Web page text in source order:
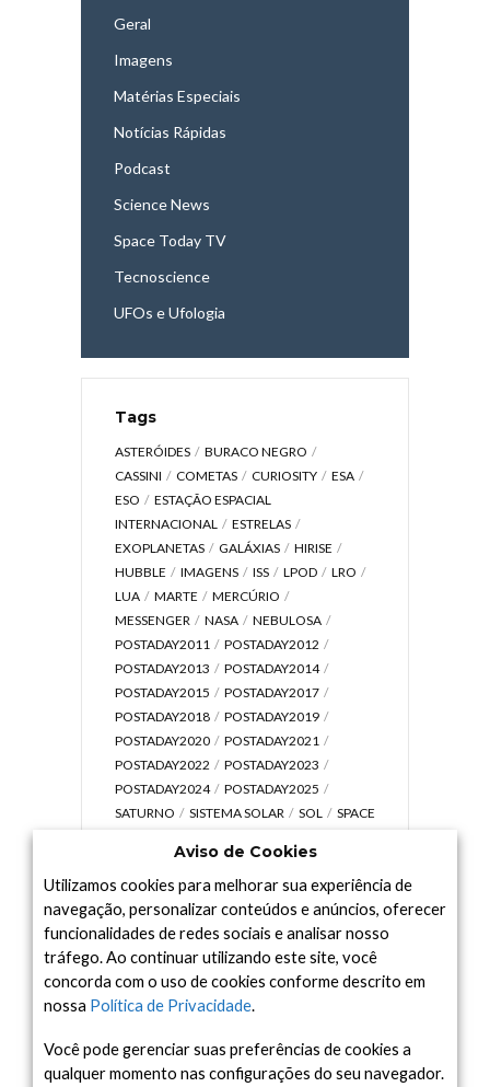
Geral
Imagens
Matérias Especiais
Notícias Rápidas
Podcast
Science News
Space Today TV
Tecnoscience
UFOs e Ufologia
Tags
ASTERÓIDES
BURACO NEGRO
CASSINI
COMETAS CURIOSITY
ESA
ESO
ESTAÇÃO ESPACIAL
INTERNACIONAL
ESTRELAS
EXOPLANETAS
GALÁXIAS
HIRISE
HUBBLE
IMAGENS ISS LPOD
LRO
LUA
MARTE
MERCÚRIO
MESSENGER
NASA
NEBULOSA
POSTADAY2011
POSTADAY2012
POSTADAY2013
POSTADAY2014
POSTADAY2015
POSTADAY2017
POSTADAY2018
POSTADAY2019
POSTADAY2020
POSTADAY2021
POSTADAY2022
POSTADAY2023
POSTADAY2024
POSTADAY2025
SATURNO
SISTEMA SOLAR SOL
SPACE
UNIVERSO
VÍDEO
Arquivo
Arquivo
Aviso de Cookies
Utilizamos cookies para melhorar sua experiência de
navegação, personalizar conteúdos e anúncios, oferecer
funcionalidades de redes sociais e analisar nosso
tráfego. Ao continuar utilizando este site, você
concorda com o uso de cookies conforme descrito em
nossa Política de Privacidade.
Você pode gerenciar suas preferências de cookies a
qualquer momento nas configurações do seu navegador.